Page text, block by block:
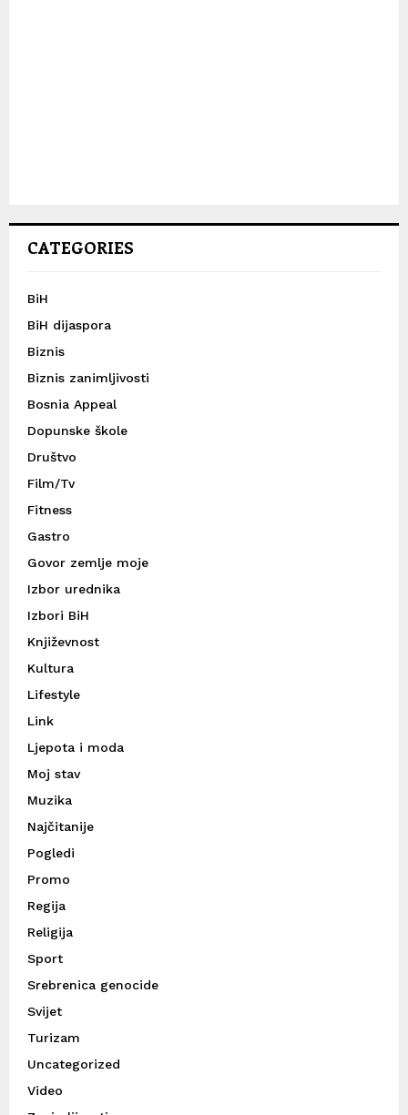
CATEGORIES
BiH
BiH dijaspora
Biznis
Biznis zanimljivosti
Bosnia Appeal
Dopunske škole
Društvo
Film/Tv
Fitness
Gastro
Govor zemlje moje
Izbor urednika
Izbori BiH
Književnost
Kultura
Lifestyle
Link
Ljepota i moda
Moj stav
Muzika
Najčitanije
Pogledi
Promo
Regija
Religija
Sport
Srebrenica genocide
Svijet
Turizam
Uncategorized
Video